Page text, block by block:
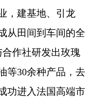
，建基地、引龙
从田间到车间的全
作社研发出玫瑰
等30余种产品，去
功进入法国高端市